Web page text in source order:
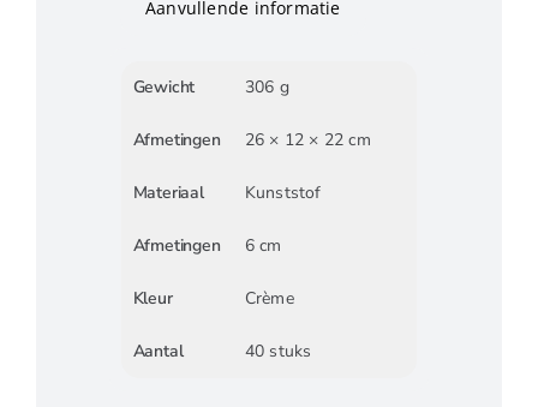
Aanvullende informatie
Gewicht 306 g
Afmetingen 26 × 12 × 22 cm
Materiaal Kunststof
Afmetingen 6 cm
Kleur Crème
Aantal 40 stuks